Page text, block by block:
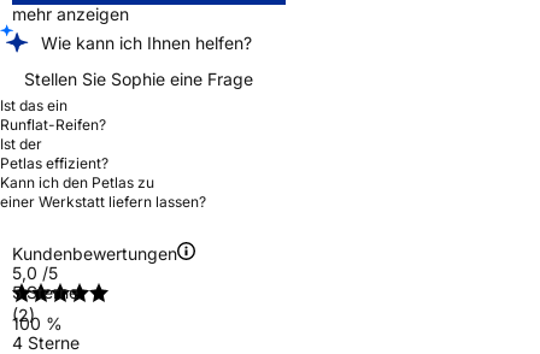
mehr anzeigen
Wie kann ich Ihnen helfen?
Stellen Sie Sophie eine Frage
Ist das ein
Runflat-Reifen?
Ist der
Petlas effizient?
Kann ich den Petlas zu
einer Werkstatt liefern lassen?
Kundenbewertungen
5,0 /5
(2)
5 Sterne
100 %
4 Sterne